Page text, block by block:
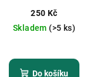
250 Kč
Skladem (>5 ks)
Do košíku